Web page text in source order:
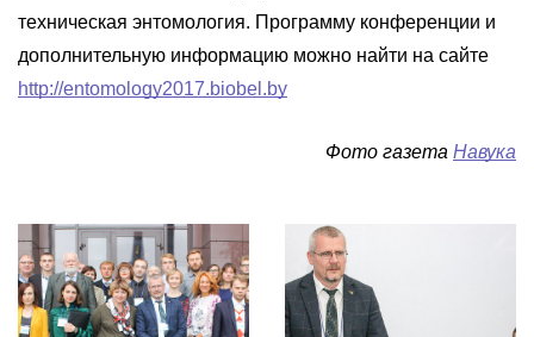
техническая энтомология. Программу конференции и
дополнительную информацию можно найти на сайте
http://entomology2017.biobel.by
Фото газета Навука